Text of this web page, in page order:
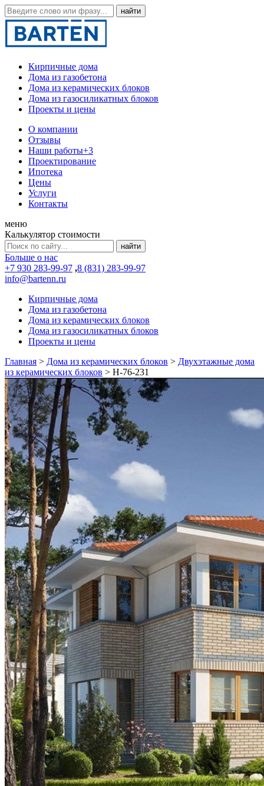
Кирпичные дома
Дома из газобетона
Дома из керамических блоков
Дома из газосиликатных блоков
Проекты и цены
О компании
Отзывы
Наши работы+3
Проектирование
Ипотека
Цены
Услуги
Контакты
меню
Калькулятор стоимости
Больше о нас
+7 930 283-99-97 ,8 (831) 283-99-97
info@bartenn.ru
Кирпичные дома
Дома из газобетона
Дома из керамических блоков
Дома из газосиликатных блоков
Проекты и цены
Главная > Дома из керамических блоков > Двухэтажные дома
из керамических блоков > Н-76-231